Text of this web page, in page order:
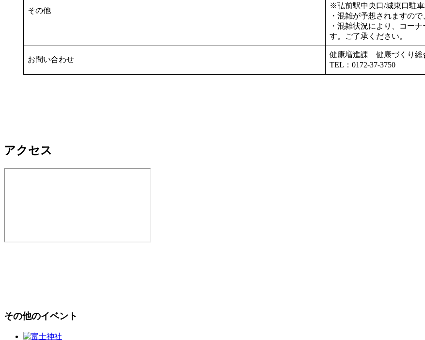
その他
※弘前駅中央口/城東口駐
・混雑が予想されますの
・混雑状況により、コー
す。ご了承ください。
お問い合わせ
健康増進課 健康づくり総
TEL：0172-37-3750
アクセス
その他のイベント